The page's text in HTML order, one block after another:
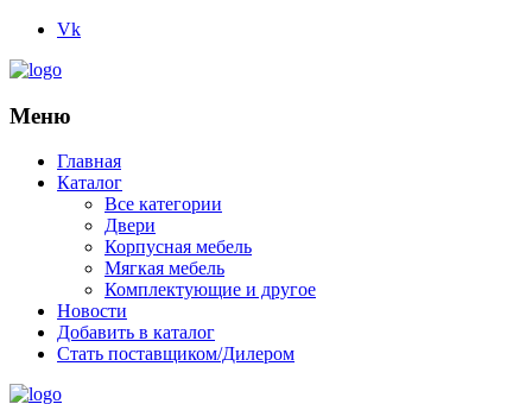
Vk
Меню
Главная
Каталог
Все категории
Двери
Корпусная мебель
Мягкая мебель
Комплектующие и другое
Новости
Добавить в каталог
Стать поставщиком/Дилером